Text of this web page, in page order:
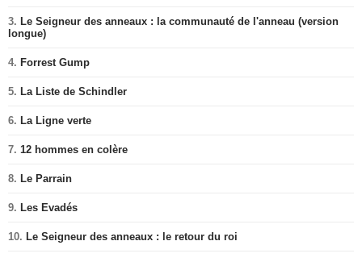
3. Le Seigneur des anneaux : la communauté de l'anneau (version
longue)
4. Forrest Gump
5. La Liste de Schindler
6. La Ligne verte
7. 12 hommes en colère
8. Le Parrain
9. Les Evadés
10. Le Seigneur des anneaux : le retour du roi